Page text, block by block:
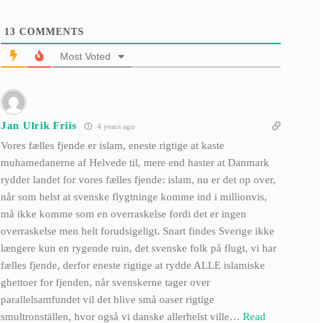
13 COMMENTS
Most Voted
Jan Ulrik Friis 4 years ago
Vores fælles fjende er islam, eneste rigtige at kaste
muhamedanerne af Helvede til, mere end haster at Danmark
rydder landet for vores fælles fjende: islam, nu er det op over,
når som helst at svenske flygtninge komme ind i millionvis,
må ikke komme som en overraskelse fordi det er ingen
overraskelse men helt forudsigeligt. Snart findes Sverige ikke
længere kun en rygende ruin, det svenske folk på flugt, vi har
fælles fjende, derfor eneste rigtige at rydde ALLE islamiske
ghettoer for fjenden, når svenskerne tager over
parallelsamfundet vil det blive små oaser rigtige
smultronställen, hvor også vi danske allerhelst ville… Read